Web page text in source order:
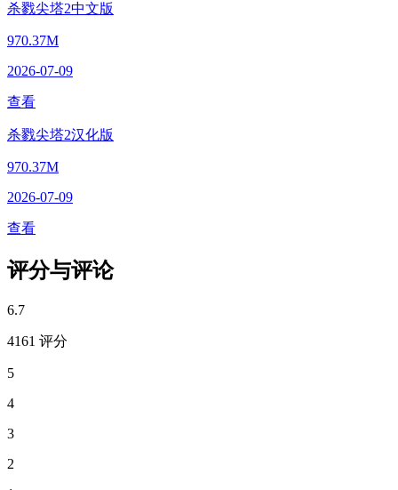
杀戮尖塔2中文版
970.37M
2026-07-09
查看
杀戮尖塔2汉化版
970.37M
2026-07-09
查看
评分与评论
6.7
4161 评分
5
4
3
2